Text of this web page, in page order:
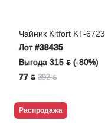
Чайник Kitfort KT-6723
Лот#38435
Выгода 315 ƃ (-80%)
77 ƃ 392 ƃ
Распродажа